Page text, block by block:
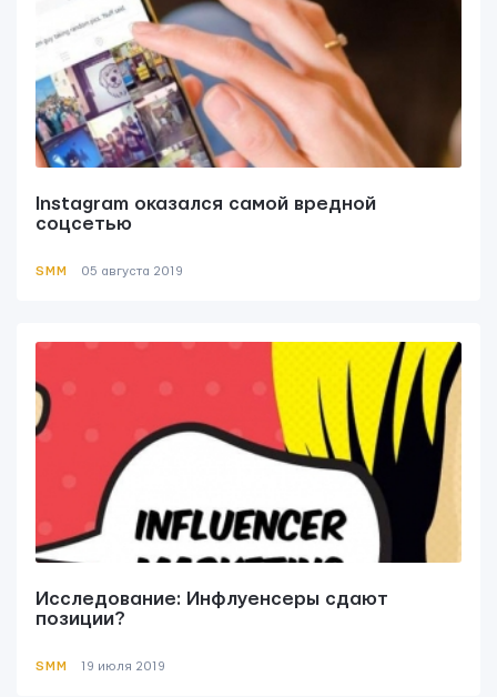
Instagram оказался самой вредной
соцсетью
SMM 05 августа 2019
Исследование: Инфлуенсеры сдают
позиции?
SMM 19 июля 2019